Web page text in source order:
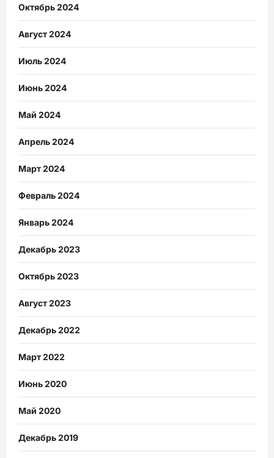
Октябрь 2024
Август 2024
Июль 2024
Июнь 2024
Май 2024
Апрель 2024
Март 2024
Февраль 2024
Январь 2024
Декабрь 2023
Октябрь 2023
Август 2023
Декабрь 2022
Март 2022
Июнь 2020
Май 2020
Декабрь 2019